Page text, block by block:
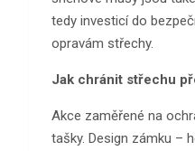
tedy investicí do
opravám střechy.
Jak chránit střechu
Akce zaměřené na
tašky. Design zámku –